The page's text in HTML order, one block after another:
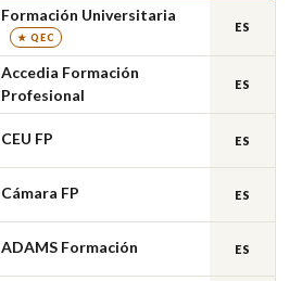
Formación Universitaria
★ QEC
ES
Accedia Formación
Profesional
ES
CEU FP ES
Cámara FP ES
ADAMS Formación ES